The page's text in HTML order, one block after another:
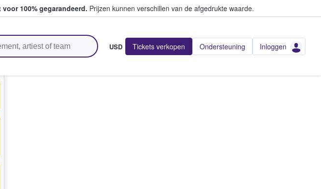
100% gegarandeerd. Prijzen kunnen verschillen van de afgedrukte waarde.
USD Tickets verkopen Ondersteuning Inloggen